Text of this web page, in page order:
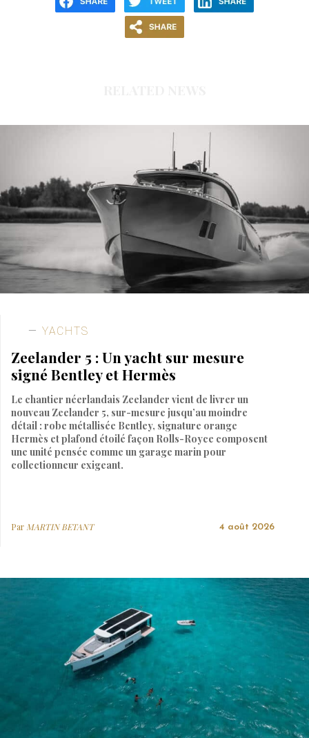
YACHTS
Zeelander 5 : Un yacht sur mesure
signé Bentley et Hermès
Le chantier néerlandais Zeelander vient de livrer un
nouveau Zeelander 5, sur-mesure jusqu’au moindre
détail : robe métallisée Bentley, signature orange
Hermès et plafond étoilé façon Rolls-Royce composent
une unité pensée comme un garage marin pour
collectionneur exigeant.
Par MARTIN BETANT 4 août 2026